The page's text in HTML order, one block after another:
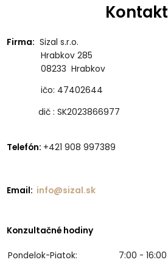
Kontakt
Firma: Sizal s.r.o.
Hrabkov 285
08233 Hrabkov
ičo: 47402644
dič : SK2023866977
Telefón: +421 908 997389
Email: info@sizal.sk
Konzultačné hodiny
Pondelok-Piatok:
7:00 - 16:00